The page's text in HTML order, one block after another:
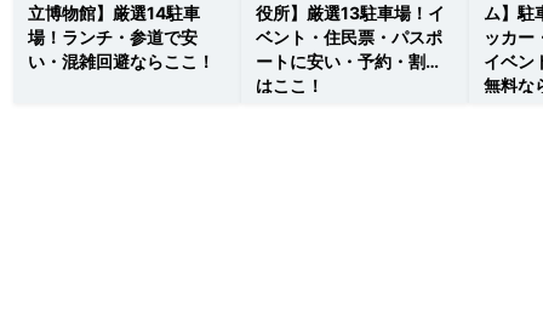
立博物館】厳選14駐車
場！ランチ・参道で安
い・混雑回避ならここ！
役所】厳選13駐車場！イ
ベント・住民票・パスポ
ートに安い・予約・割引
はここ！
ム】駐
ッカー
イベン
無料な